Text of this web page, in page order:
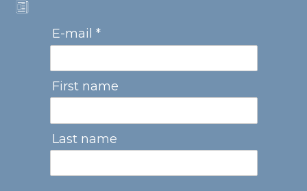
E-mail *
First name
Last name